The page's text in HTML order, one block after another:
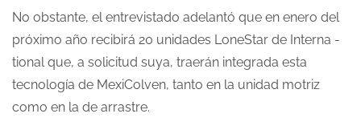
No obstante, el entrevistado adelantó que en enero del
próximo año recibirá 20 unidades LoneStar de Interna -
tional que, a solicitud suya, traerán integrada esta
tecnología de MexiColven, tanto en la unidad motriz
como en la de arrastre.